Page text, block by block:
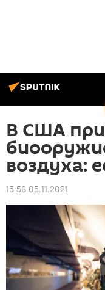
В США
воздуха:
15:56 05.11.2021